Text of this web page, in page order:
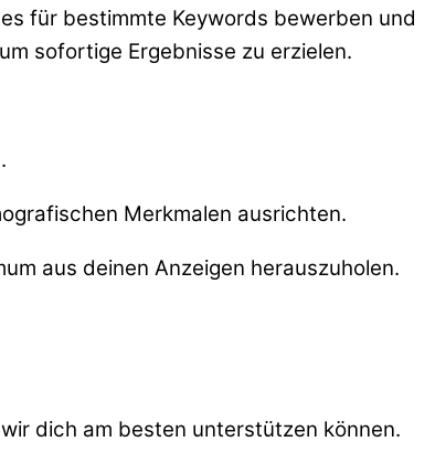
für bestimmte Keywords bewerben und
sofortige Ergebnisse zu erzielen.
Merkmalen ausrichten.
aus deinen Anzeigen herauszuholen.
dich am besten unterstützen können.